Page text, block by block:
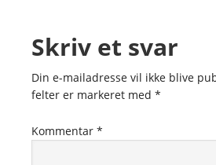
Skriv et svar
Din e-mailadresse vil ikke blive
felter er markeret med *
Kommentar *